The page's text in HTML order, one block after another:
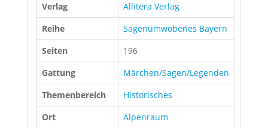
Verlag
Allitera Verlag
Reihe
Sagenumwobenes Bayern
Seiten
196
Gattung
Märchen/Sagen/Legenden
Themenbereich
Historisches
Ort
Alpenraum